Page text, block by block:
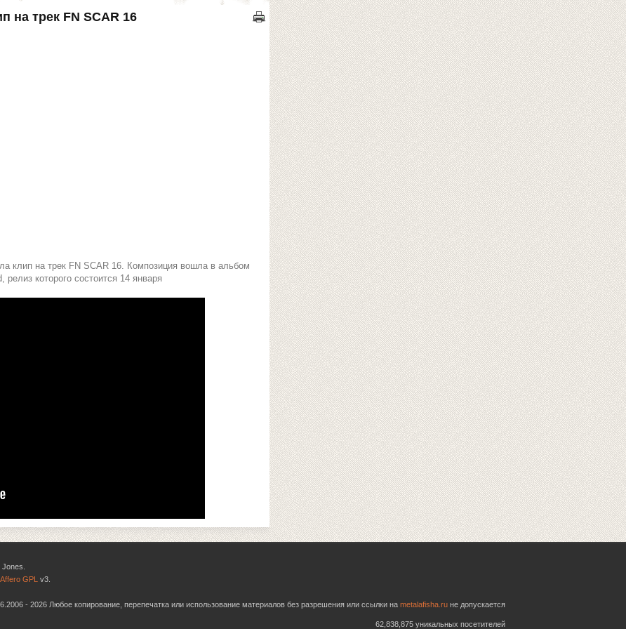
на трек FN SCAR 16
клип на трек FN SCAR 16. Композиция вошла в альбом
которого состоится 14 января
GPL v3.
- 2026 Любое копирование, перепечатка или использование материалов без разрешения или ссылки на metalafisha.ru не допускается
62,838,875 уникальных посетителей